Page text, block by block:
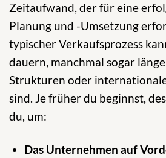
Zeitaufwand, der für eine
Planung und -Umsetzung
typischer Verkaufsprozess
dauern, manchmal sogar
Strukturen oder
sind. Je früher du beginnst,
du, um:
Das Unternehmen auf